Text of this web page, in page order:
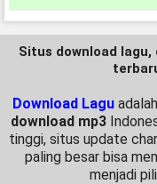
Situs download lagu,
Download Lagu
download mp3
tinggi, situs update
paling besar bisa
menjadi